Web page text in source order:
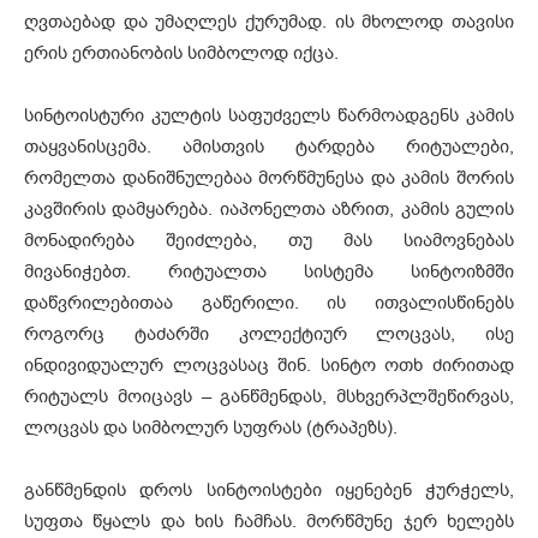
ღვთაებად და უმაღლეს ქურუმად. ის მხოლოდ თავისი
ერის ერთიანობის სიმბოლოდ იქცა.
სინტოისტური კულტის საფუძველს წარმოადგენს კამის
თაყვანისცემა. ამისთვის ტარდება რიტუალები,
რომელთა დანიშნულებაა მორწმუნესა და კამის შორის
კავშირის დამყარება. იაპონელთა აზრით, კამის გულის
მონადირება შეიძლება, თუ მას სიამოვნებას
მივანიჭებთ. რიტუალთა სისტემა სინტოიზმში
დაწვრილებითაა გაწერილი. ის ითვალისწინებს
როგორც ტაძარში კოლექტიურ ლოცვას, ისე
ინდივიდუალურ ლოცვასაც შინ. სინტო ოთხ ძირითად
რიტუალს მოიცავს – განწმენდას, მსხვერპლშეწირვას,
ლოცვას და სიმბოლურ სუფრას (ტრაპეზს).
განწმენდის დროს სინტოისტები იყენებენ ჭურჭელს,
სუფთა წყალს და ხის ჩამჩას. მორწმუნე ჯერ ხელებს